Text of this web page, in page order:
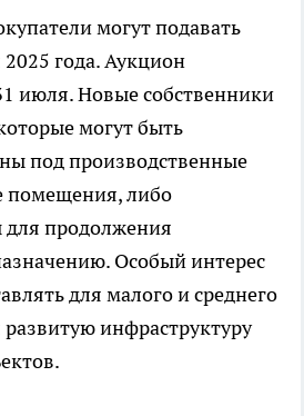
могут подавать
года. Аукцион
июля. Новые собственники
могут быть
под производственные
помещения, либо
продолжения
Особый интерес
для малого и среднего
инфраструктуру